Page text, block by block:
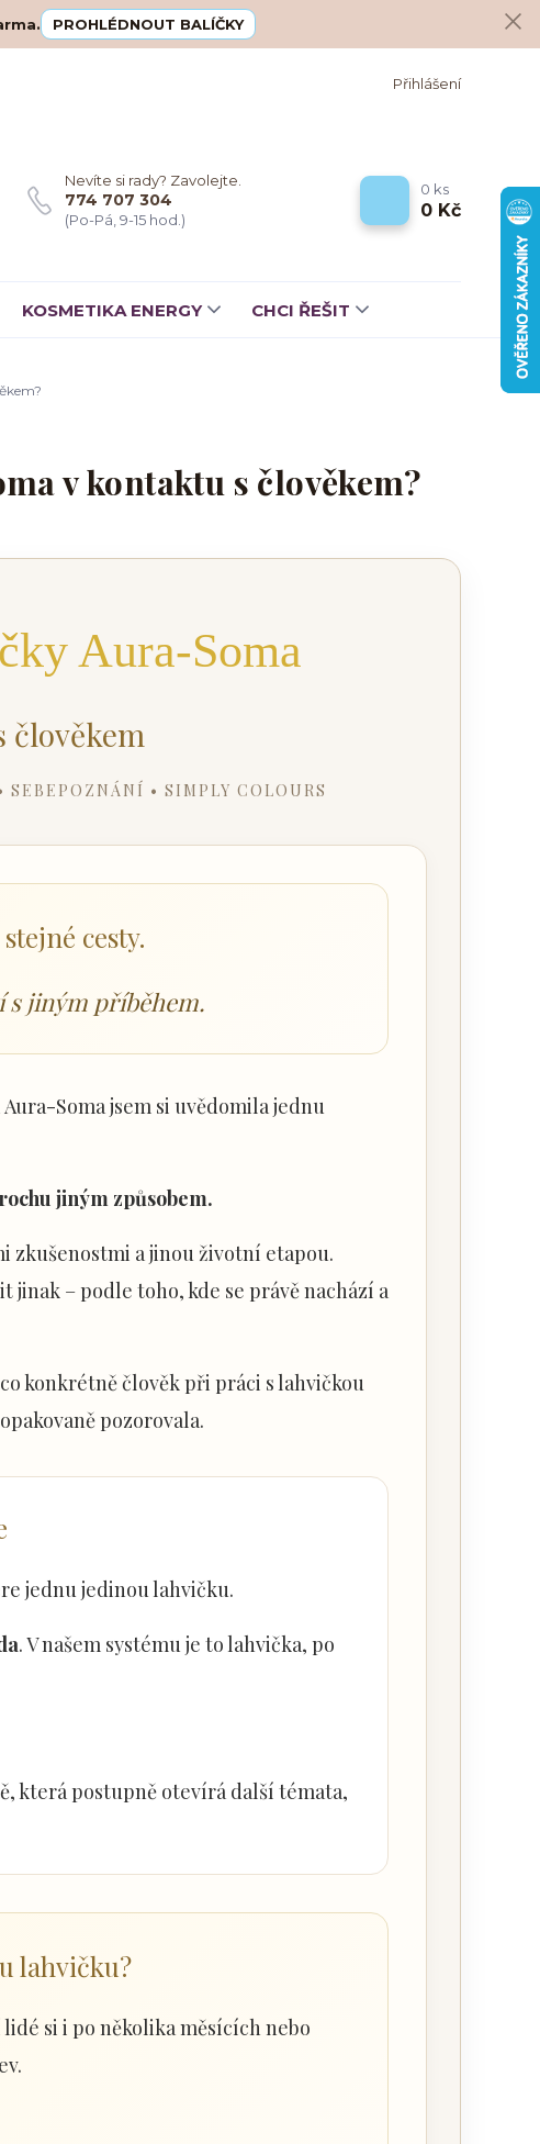
PROHLÉDNOUT BALÍČKY
Přihlášení
Nevíte si rady? Zavolejte.
774 707 304
(Po-Pá, 9-15 hod.)
0 ks
0 Kč
KOSMETIKA ENERGY CHCI ŘEŠIT
v kontaktu s člověkem?
Aura-Soma
člověkem
• SIMPLY COLOURS
cesty.
s jiným příběhem.
Soma jsem si uvědomila jednu
jiným způsobem.
zkušenostmi a jinou životní etapou.
jinak – podle toho, kde se právě nachází a
konkrétně člověk při práci s lahvičkou
pozorovala.
jednu jedinou lahvičku.
. V našem systému je to lahvička, po
která postupně otevírá další témata,
lahvičku?
si i po několika měsících nebo